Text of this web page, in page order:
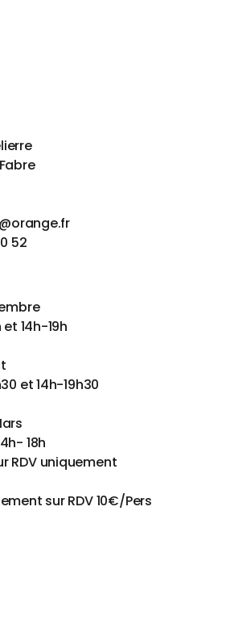
52
14h-19h
et 14h-19h30
18h
RDV uniquement
sur RDV 10€/Pers